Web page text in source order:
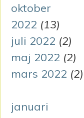
oktober
2022 (13)
juli 2022 (2)
maj 2022 (2)
mars 2022 (2)
januari